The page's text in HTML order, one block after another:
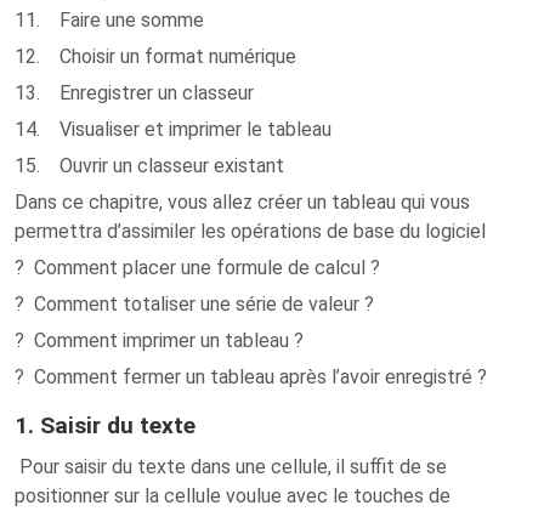
11. Faire une somme
12. Choisir un format numérique
13. Enregistrer un classeur
14. Visualiser et imprimer le tableau
15. Ouvrir un classeur existant
Dans ce chapitre, vous allez créer un tableau qui vous
permettra d’assimiler les opérations de base du logiciel
? Comment placer une formule de calcul ?
? Comment totaliser une série de valeur ?
? Comment imprimer un tableau ?
? Comment fermer un tableau après l’avoir enregistré ?
1. Saisir du texte
Pour saisir du texte dans une cellule, il suffit de se
positionner sur la cellule voulue avec le touches de